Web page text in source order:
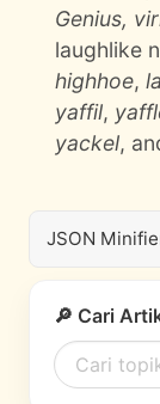
Genius,
laughlike
highhoe,
yaffil,
yackel,
JSON
🔎 Cari